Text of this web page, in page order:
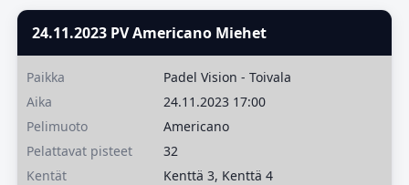
24.11.2023 PV Americano Miehet
Paikka
Padel Vision - Toivala
Aika
24.11.2023 17:00
Pelimuoto
Americano
Pelattavat pisteet
32
Kentät
Kenttä 3, Kenttä 4